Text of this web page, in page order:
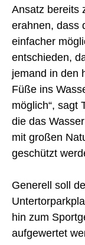
Ansatz bereits
erahnen, dass
einfacher
entschieden,
jemand in den
Füße ins
möglich“, sagt
die das
mit großen
geschützt
Generell soll
hin zum
aufgewertet